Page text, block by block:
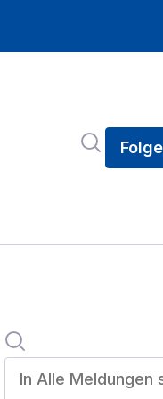
Im
Suche
In alle meldungen